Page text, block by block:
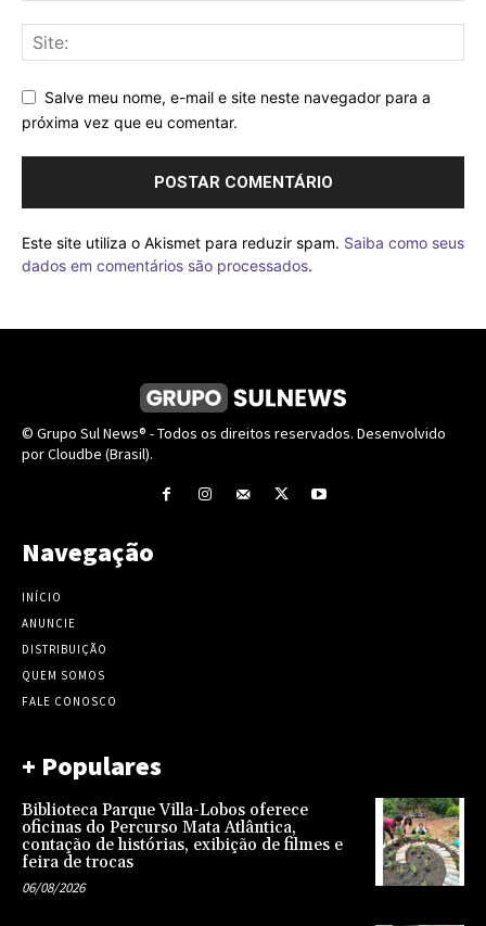
Salve meu nome, e-mail e site neste navegador para a
próxima vez que eu comentar.
Este site utiliza o Akismet para reduzir spam. Saiba como seus
dados em comentários são processados.
© Grupo Sul News® - Todos os direitos reservados. Desenvolvido
por Cloudbe (Brasil).
Navegação
INÍCIO
ANUNCIE
DISTRIBUIÇÃO
QUEM SOMOS
FALE CONOSCO
+ Populares
Biblioteca Parque Villa-Lobos oferece
oficinas do Percurso Mata Atlântica,
contação de histórias, exibição de filmes e
feira de trocas
06/08/2026